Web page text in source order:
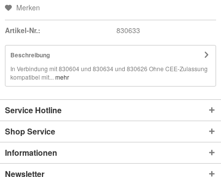
Merken
Artikel-Nr.: 830633
Beschreibung
In Verbindung mit 830604 und 830634 und 830626 Ohne CEE-Zulassung
kompatibel mit... mehr
Service Hotline
Shop Service
Informationen
Newsletter